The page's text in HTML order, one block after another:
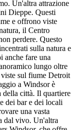
Un'altra attrazione
Dieppe. Questi
e offrono viste
il Centro
perdere. Questo
sulla natura e
anche fare una
lungo oltre
sul fiume Detroit
a Windsor è
della città. Il quartiere
dei bar e dei locali
una vasta
dal vivo. Un'altra